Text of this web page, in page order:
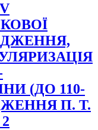
(ДО 110-
П. Т.